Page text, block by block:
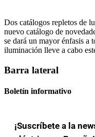
Dos catálogos repletos de
nuevo catálogo de
se dará un mayor énfasis a
iluminación lleve a cabo
Barra lateral
Boletín informativo
¡Suscríbete a la